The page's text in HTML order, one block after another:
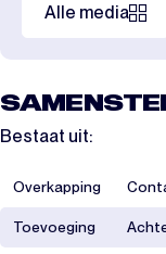
Alle media
Bestaat uit:
Overkapping
Toevoeging